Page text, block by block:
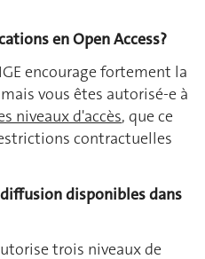
en Open Access?
encourage fortement la
vous êtes autorisé-e à
niveaux d'accès, que ce
contractuelles
disponibles dans
trois niveaux de